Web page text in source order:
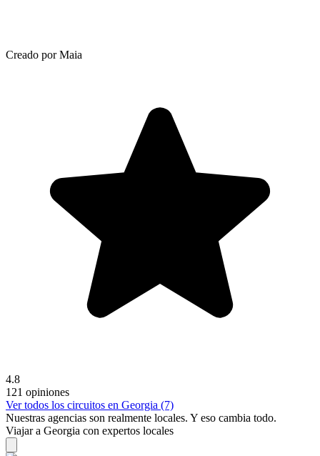
Creado por Maia
4.8
121 opiniones
Ver todos los circuitos en Georgia (7)
Nuestras agencias son realmente locales. Y eso cambia todo.
Viajar a Georgia con expertos locales